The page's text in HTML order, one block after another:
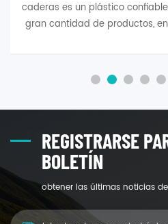
hoja de poliestireno de
termoplástico, este es un
formación térmica, buen
desempeño de la salud ,
REGISTRARSE
BOLETÍN
obtener las últimas noticias